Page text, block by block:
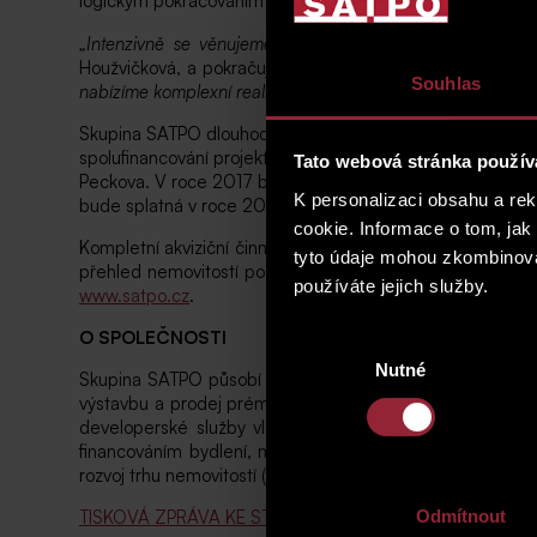
Souhlas
Tato webová stránka
K personalizaci obsahu a
cookie. Informace o tom,
tyto údaje mohou
používáte jejich služby.
Nutné
Odmítnout
„Intenzivně se věnujeme akviziční činnosti, kupujeme
Houžvičková, a pokračuje: „
V bytových domech pod
nabízíme komplexní realitní a developerské služby,
Skupina SATPO dlouhodobě spolupracuje se
spolufinancování projektu Rezidence Sacre Coeur 2,
Peckova. V roce 2017 byla vydána další emise za
bude splatná v roce 2022.
Kompletní akviziční činnost stejně jako prodej
přehled nemovitostí pod značkou SATPO a City Home
www.satpo.cz.
O SPOLEČNOSTI
Skupina SATPO působí na českém realitním trhu jako
výstavbu a prodej prémiových nemovitostí, dlouhodobě
developerské služby vlastníkům nemovitostí.
financováním bydlení, možnost klientských změn a
rozvoj trhu nemovitostí (ARTN) a členem Asociace
TISKOVÁ ZPRÁVA KE STAŽENÍ